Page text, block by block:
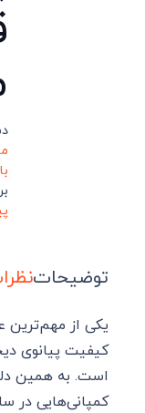
توضیحات
یکی از مهم‌ترین
کیفیت پیانوی
است. به همین
کمپانی‌هایی در